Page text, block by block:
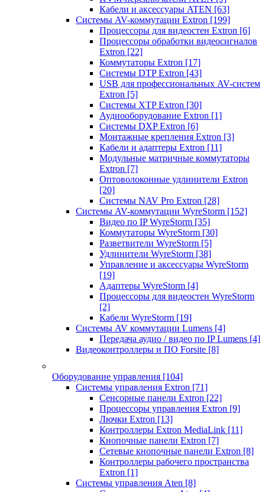
Кабели и аксессуары ATEN [63]
Системы AV-коммутации Extron [199]
Процессоры для видеостен Extron [6]
Процессоры обработки видеосигналов
Extron [22]
Коммутаторы Extron [17]
Системы DTP Extron [43]
USB для профессиональных AV-систем
Extron [5]
Системы XTP Extron [30]
Аудиооборудование Extron [1]
Системы DXP Extron [6]
Монтажные крепления Extron [3]
Кабели и адаптеры Extron [11]
Модульные матричные коммутаторы
Extron [7]
Оптоволоконные удлинители Extron
[20]
Системы NAV Pro Extron [28]
Системы AV-коммутации WyreStorm [152]
Видео по IP WyreStorm [35]
Коммутаторы WyreStorm [30]
Разветвители WyreStorm [5]
Удлинители WyreStorm [38]
Управление и аксессуары WyreStorm
[19]
Адаптеры WyreStorm [4]
Процессоры для видеостен WyreStorm
[2]
Кабели WyreStorm [19]
Системы AV коммутации Lumens [4]
Передача аудио / видео по IP Lumens [4]
Видеоконтроллеры и ПО Forsite [8]
Оборудование управления [104]
Системы управления Extron [71]
Сенсорные панели Extron [22]
Процессоры управления Extron [9]
Лючки Extron [13]
Контроллеры Extron MediaLink [11]
Кнопочные панели Extron [7]
Сетевые кнопочные панели Extron [8]
Контроллеры рабочего пространства
Extron [1]
Системы управления Aten [8]